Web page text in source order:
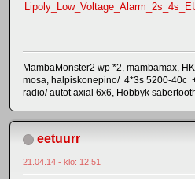
MambaMonster2 wp *2, mambamax,
mosa, halpiskonepino/ 4*3s 5200-40c
radio/ autot axial 6x6, Hobbyk
eetuurr
21.04.14 - klo: 12.51